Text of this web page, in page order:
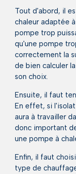
Tout d'abord, il
chaleur adaptée
pompe trop
qu'une pompe
correctement la
de bien calculer
son choix.
Ensuite, il faut
En effet, si
aura à travailler
donc important
une pompe à
Enfin, il faut
type de